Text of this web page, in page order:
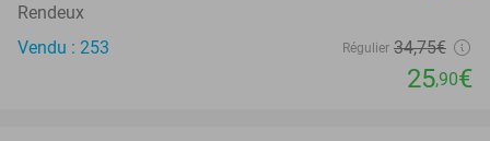
Rendeux
Vendu : 253
Régulier 34,75€
25,90€